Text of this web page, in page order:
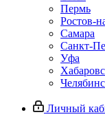
Пермь
Ростов-
Самара
Санкт-
Уфа
Личный